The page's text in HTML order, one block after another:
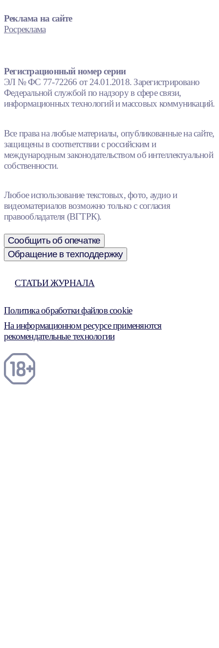
Реклама на сайте
Росреклама
Регистрационный номер серии
ЭЛ № ФС 77-72266 от 24.01.2018. Зарегистрировано
Федеральной службой по надзору в сфере связи,
информационных технологий и массовых коммуникаций.
Все права на любые материалы, опубликованные на сайте,
защищены в соответствии с российским и
международным законодательством об интеллектуальной
собственности.
Любое использование текстовых, фото, аудио и
видеоматериалов возможно только с согласия
правообладателя (ВГТРК).
Сообщить об опечатке
Обращение в техподдержку
СТАТЬИ ЖУРНАЛА
Политика обработки файлов cookie
На информационном ресурсе применяются
рекомендательные технологии